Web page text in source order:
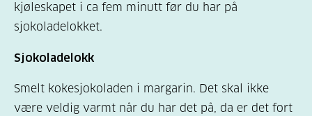
kjøleskapet i ca fem minutt før du har på
sjokoladelokket.
Sjokoladelokk
Smelt kokesjokoladen i margarin. Det skal ikke
være veldig varmt når du har det på, da er det fort